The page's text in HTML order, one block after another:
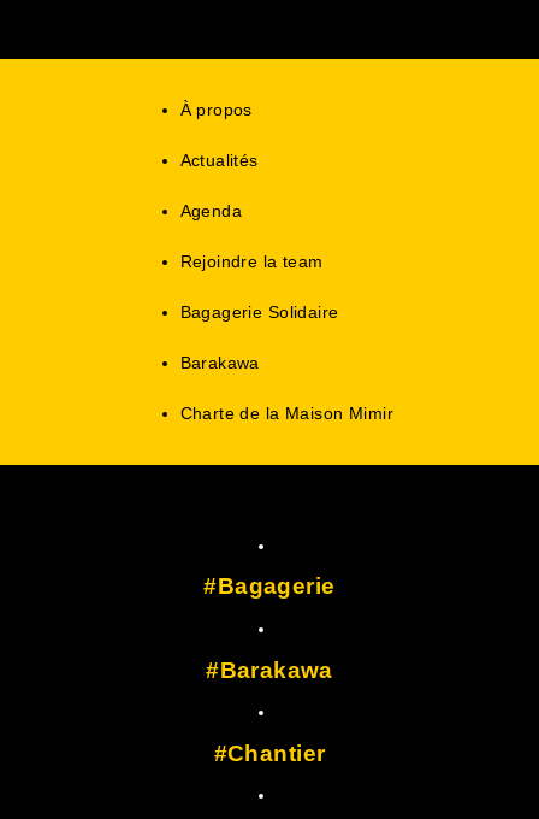
À propos
Actualités
Agenda
Rejoindre la team
Bagagerie Solidaire
Barakawa
Charte de la Maison Mimir
Bagagerie
Barakawa
Chantier